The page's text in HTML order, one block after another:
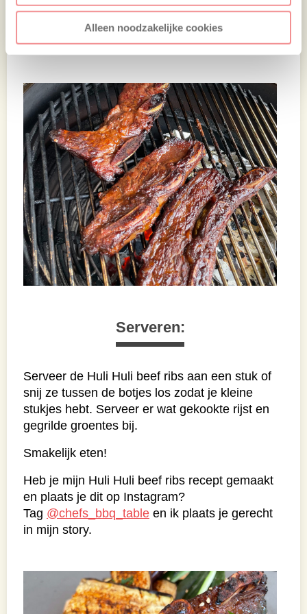
Alleen noodzakelijke cookies
de marinade te voorkomen. Gaat het even te
snel? Leg de ribs dan even terug boven het
indirecte gedeelte.
Serveren:
Serveer de Huli Huli beef ribs aan een stuk of
snij ze tussen de botjes los zodat je kleine
stukjes hebt. Serveer er wat gekookte rijst en
gegrilde groentes bij.
Smakelijk eten!
Heb je mijn Huli Huli beef ribs recept gemaakt
en plaats je dit op Instagram?
Tag @chefs_bbq_table en ik plaats je gerecht
in mijn story.